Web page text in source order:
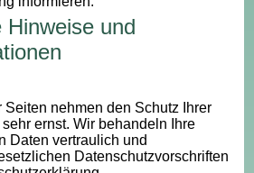
Hinweise und
Seiten nehmen den Schutz Ihrer
ernst. Wir behandeln Ihre
Daten vertraulich und
Datenschutzvorschriften